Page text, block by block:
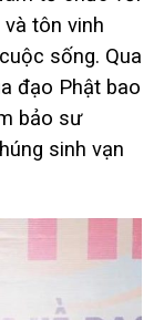
tôn vinh
sống. Qua
đạo Phật bao
bảo sư
sinh vạn